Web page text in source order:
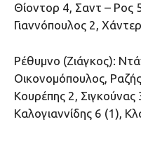
Θίοντορ 4, Σαντ – Ρος
Γιαννόπουλος 2,
Ρέθυμνο (Ζιάγκος):
Οικονομόπουλος,
Κουρέπης 2,
Καλογιαννίδης 6 (1),